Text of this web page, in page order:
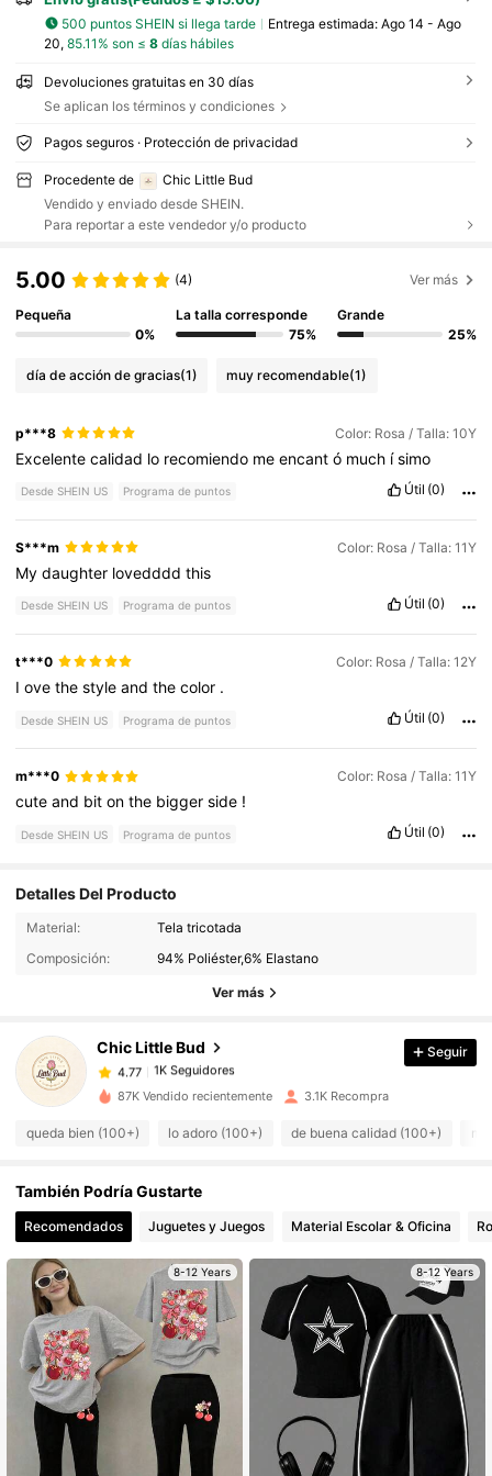
500 puntos SHEIN si llega tarde Entrega estimada: Ago 14 - Ago
20, 85.11% son ≤ 8días hábiles
Devoluciones gratuitas en 30 días
Se aplican los términos y condiciones
Pagos seguros · Protección de privacidad
Procedente de
Chic Little Bud
Vendido y enviado desde SHEIN.
Para reportar a este vendedor y/o producto
5.00 (4) Ver más
Pequeña
0%
La talla corresponde
75%
Grande
25%
día de acción de gracias(1) muy recomendable(1)
p***8 Color: Rosa / Talla: 10Y
Excelentecalidad lo recomiendo meencantó much ísimo
Desde SHEIN US Programa de puntos Útil (0)
S***m Color: Rosa / Talla: 11Y
Mydaughter loveddddthis
Desde SHEIN US Programa de puntos Útil (0)
t***0 Color: Rosa / Talla: 12Y
Iovethestyleandthecolor .
Desde SHEIN US Programa de puntos Útil (0)
m***0 Color: Rosa / Talla: 11Y
cuteand bitonthe biggerside !
Desde SHEIN US Programa de puntos Útil (0)
Detalles Del Producto
Material:
Tela tricotada
Composición:
94% Poliéster,6% Elastano
Ver más
Chic Little Bud
1K Seguidores
1K Seguidores
4.77
1K Seguidores
4.77 1K Seguidores
1K Seguidores
4.77 1K Seguidores
1K Seguidores
Seguir
87K Vendido recientemente 3.1K Recompra
queda bien (100+) lo adoro (100+) de buena calidad (100+)
También Podría Gustarte
Recomendados Juguetes y Juegos Material Escolar & Oficina
8-12 Years 8-12 Years